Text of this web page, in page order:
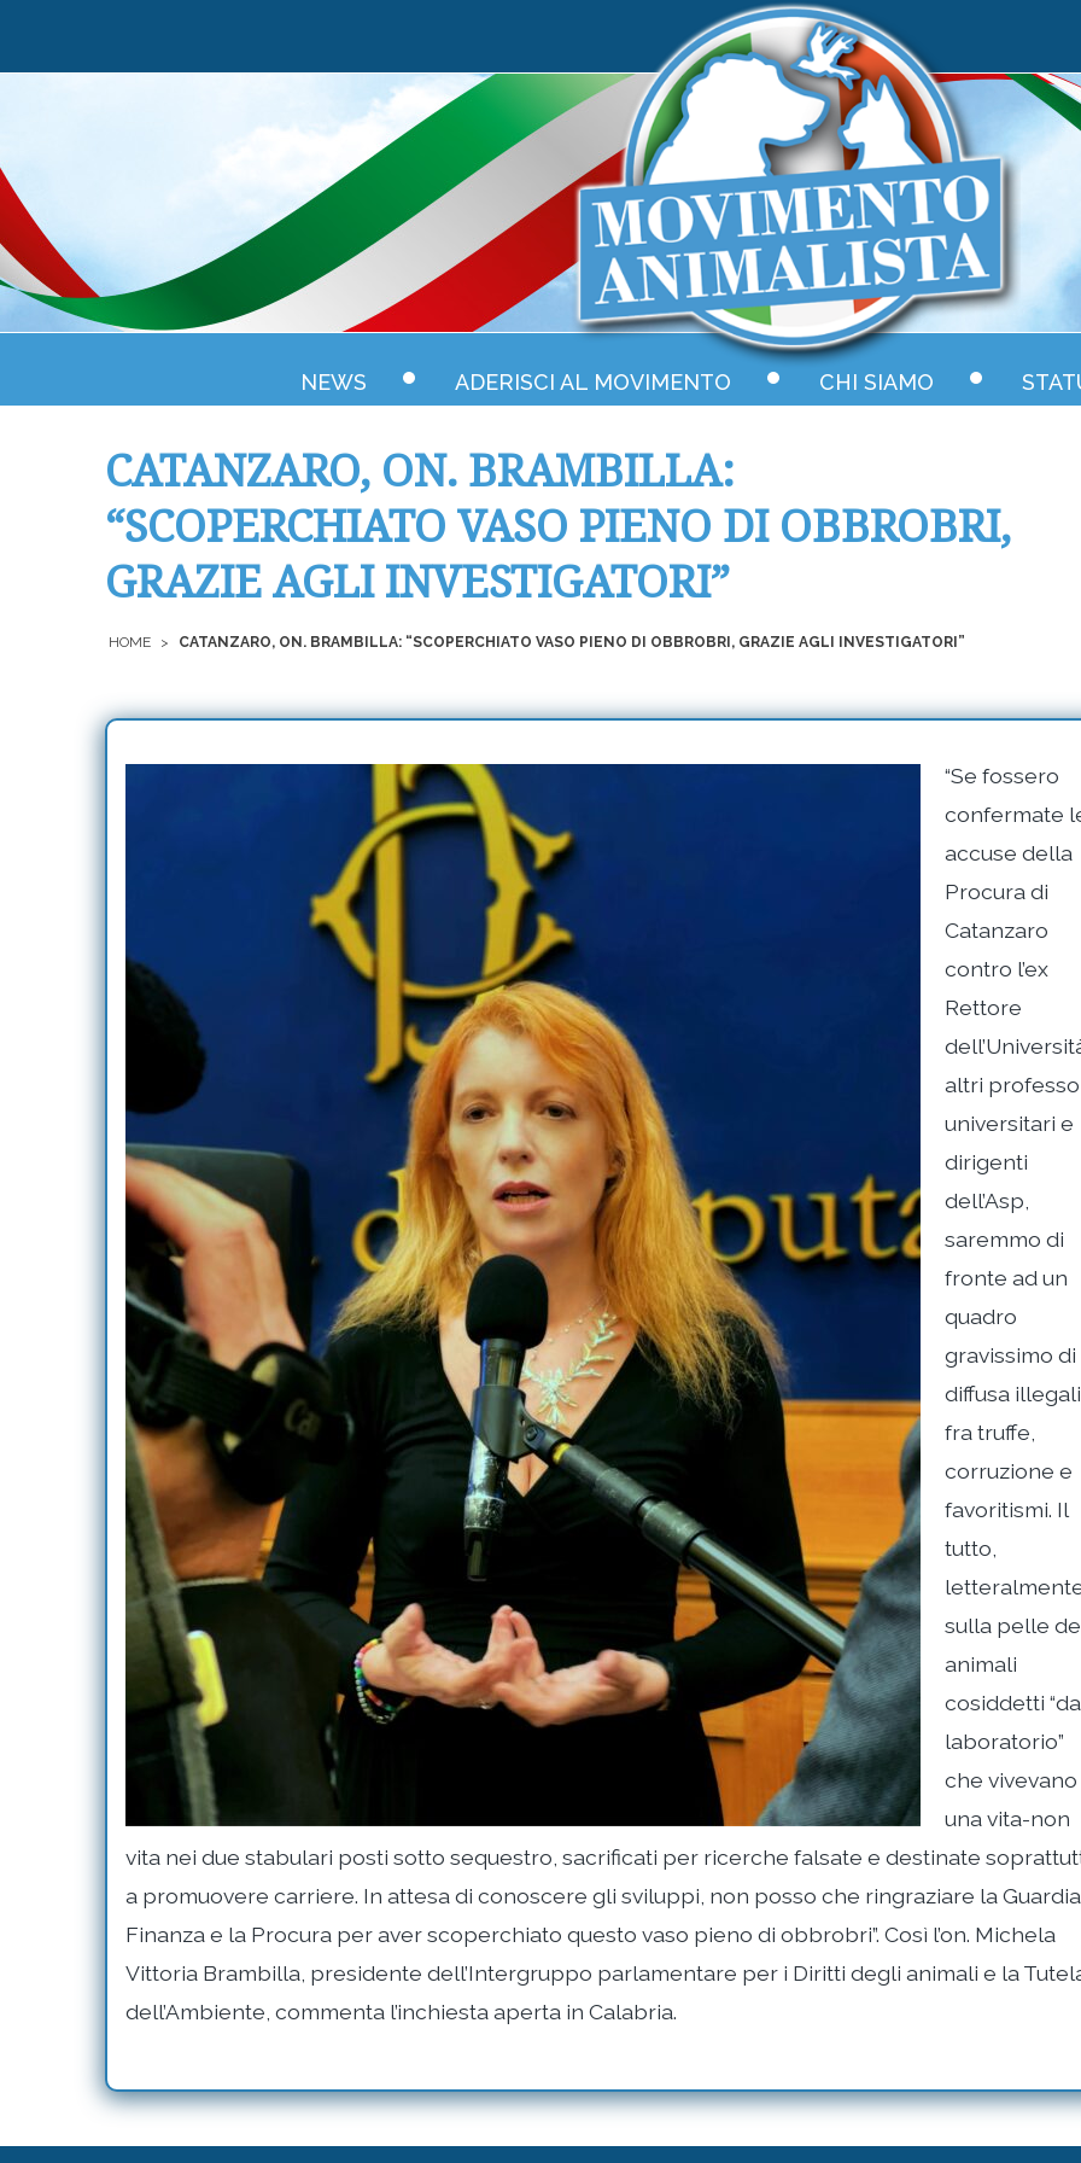
NEWS ADERISCI AL MOVIMENTO CHI SIAMO
CATANZARO, ON. BRAMBILLA:
“SCOPERCHIATO VASO PIENO DI OBBROBRI,
GRAZIE AGLI INVESTIGATORI”
HOME > CATANZARO, ON. BRAMBILLA: “SCOPERCHIATO VASO PIENO DI OBBROBRI, GRAZIE AGLI INVESTIGATORI”
“Se fossero
confermate
accuse della
Procura di
Catanzaro
contro l’ex
Rettore
altri
universitari e
dirigenti
dell’Asp,
saremmo di
fronte ad un
quadro
gravissimo di
diffusa
fra truffe,
corruzione e
favoritismi. Il
tutto,
sulla pelle
animali
cosiddetti “da
laboratorio”
che vivevano
una vita-non
vita nei due stabulari posti sotto sequestro, sacrificati per ricerche falsate e destinate
a promuovere carriere. In attesa di conoscere gli sviluppi, non posso che ringraziare la
Finanza e la Procura per aver scoperchiato questo vaso pieno di obbrobri”. Così l’on. Michela
Vittoria Brambilla, presidente dell’Intergruppo parlamentare per i Diritti degli animali e la
dell’Ambiente, commenta l’inchiesta aperta in Calabria.